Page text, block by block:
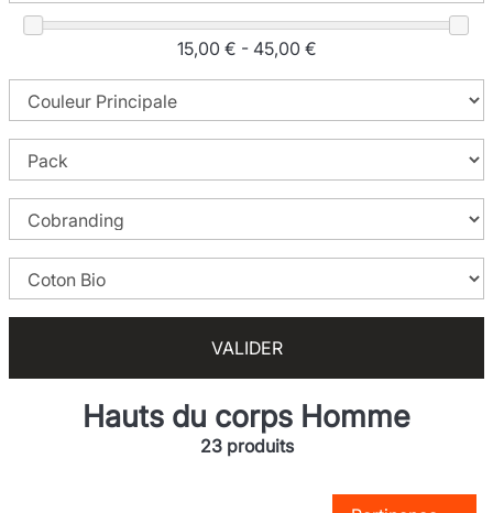
15,00 € - 45,00 €
VALIDER
Hauts du corps Homme
23 produits